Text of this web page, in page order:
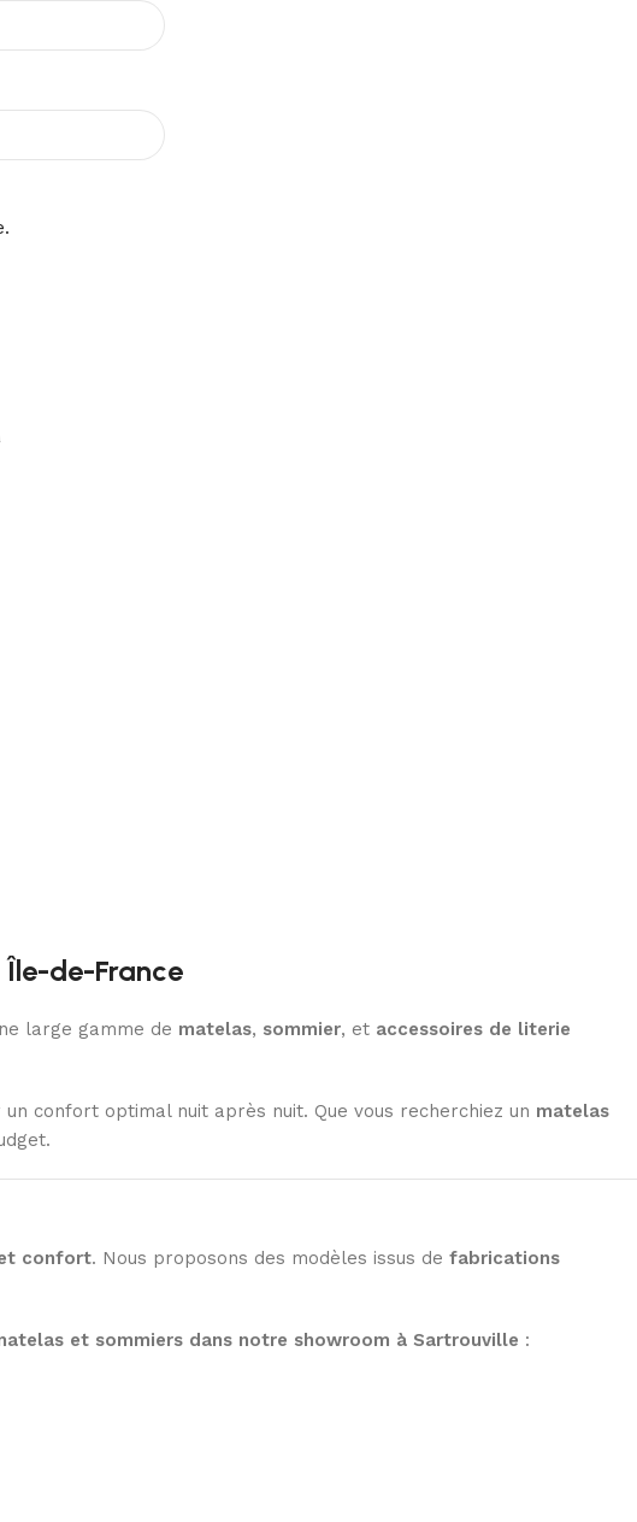
de-France
large gamme de matelas, sommier, et accessoires de literie
confort optimal nuit après nuit. Que vous recherchiez un matelas
confort. Nous proposons des modèles issus de fabrications
et sommiers dans notre showroom à Sartrouville :